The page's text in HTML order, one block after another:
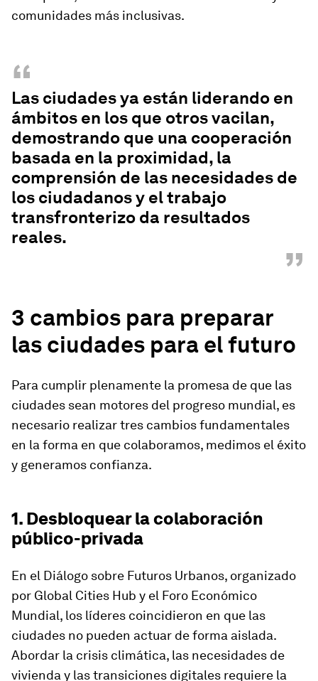
comunidades más inclusivas.
“
Las ciudades ya están liderando en
ámbitos en los que otros vacilan,
demostrando que una cooperación
basada en la proximidad, la
comprensión de las necesidades de
los ciudadanos y el trabajo
transfronterizo da resultados
reales.
”
3 cambios para preparar
las ciudades para el futuro
Para cumplir plenamente la promesa de que las
ciudades sean motores del progreso mundial, es
necesario realizar tres cambios fundamentales
en la forma en que colaboramos, medimos el éxito
y generamos confianza.
1. Desbloquear la colaboración
público-privada
En el Diálogo sobre Futuros Urbanos, organizado
por Global Cities Hub y el Foro Económico
Mundial, los líderes coincidieron en que las
ciudades no pueden actuar de forma aislada.
Abordar la crisis climática, las necesidades de
vivienda y las transiciones digitales requiere la